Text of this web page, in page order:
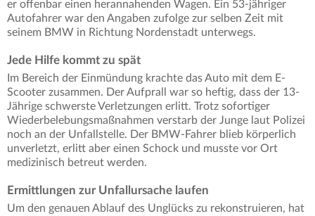
er offenbar einen herannahenden Wagen. Ein 53-jähriger
Autofahrer war den Angaben zufolge zur selben Zeit mit
seinem BMW in Richtung Nordenstadt unterwegs.
Jede Hilfe kommt zu spät
Im Bereich der Einmündung krachte das Auto mit dem E-
Scooter zusammen. Der Aufprall war so heftig, dass der 13-
Jährige schwerste Verletzungen erlitt. Trotz sofortiger
Wiederbelebungsmaßnahmen verstarb der Junge laut Polizei
noch an der Unfallstelle. Der BMW-Fahrer blieb körperlich
unverletzt, erlitt aber einen Schock und musste vor Ort
medizinisch betreut werden.
Ermittlungen zur Unfallursache laufen
Um den genauen Ablauf des Unglücks zu rekonstruieren, hat